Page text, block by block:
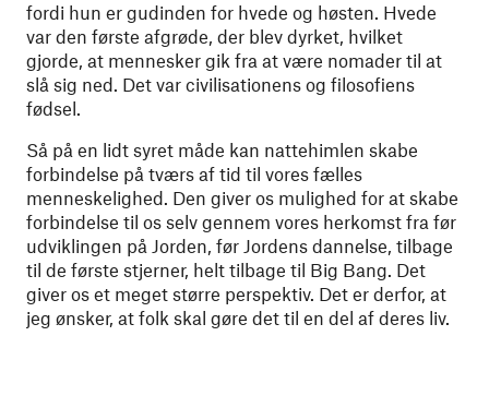
fordi hun er gudinden for hvede og høsten. Hvede
var den første afgrøde, der blev dyrket, hvilket
gjorde, at mennesker gik fra at være nomader til at
slå sig ned. Det var civilisationens og filosofiens
fødsel.
Så på en lidt syret måde kan nattehimlen skabe
forbindelse på tværs af tid til vores fælles
menneskelighed. Den giver os mulighed for at skabe
forbindelse til os selv gennem vores herkomst fra før
udviklingen på Jorden, før Jordens dannelse, tilbage
til de første stjerner, helt tilbage til Big Bang. Det
giver os et meget større perspektiv. Det er derfor, at
jeg ønsker, at folk skal gøre det til en del af deres liv.